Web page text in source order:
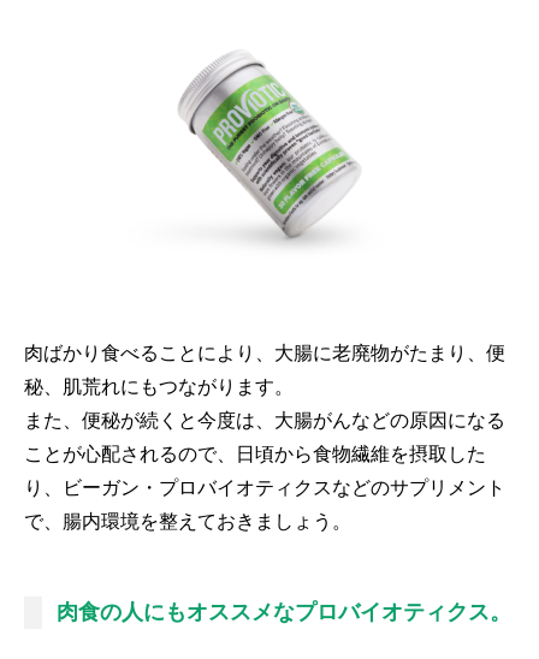
肉ばかり食べることにより、大腸に老廃物がたまり、便
秘、肌荒れにもつながります。
また、便秘が続くと今度は、大腸がんなどの原因になる
ことが心配されるので、日頃から食物繊維を摂取した
り、ビーガン・プロバイオティクスなどのサプリメント
で、腸内環境を整えておきましょう。
肉食の人にもオススメなプロバイオティクス。